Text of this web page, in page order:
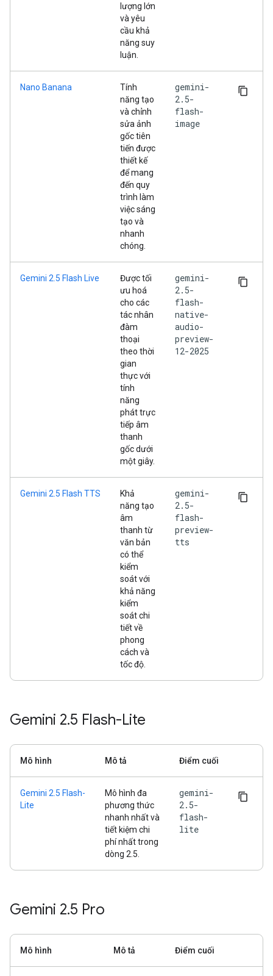
lượng lớn
và yêu
cầu khả
năng suy
luận.
Nano Banana
Tính
năng tạo
và chỉnh
sửa ảnh
gốc tiên
tiến được
thiết kế
để mang
đến quy
trình làm
việc sáng
tạo và
nhanh
chóng.
gemini-
2.5-
flash-
image
Gemini 2.5 Flash Live
Được tối
ưu hoá
cho các
tác nhân
đàm
thoại
theo thời
gian
thực với
tính
năng
phát trực
tiếp âm
thanh
gốc dưới
một giây.
gemini-
2.5-
flash-
native-
audio-
preview-
12-2025
Gemini 2.5 Flash TTS
Khả
năng tạo
âm
thanh từ
văn bản
có thể
kiểm
soát với
khả năng
kiểm
soát chi
tiết về
phong
cách và
tốc độ.
gemini-
2.5-
flash-
preview-
tts
Gemini 2.5 Flash-Lite
Mô hình Mô tả Điểm cuối
Gemini 2.5 Flash-
Lite
Mô hình đa
phương thức
nhanh nhất và
tiết kiệm chi
phí nhất trong
dòng 2.5.
gemini-
2.5-
flash-
lite
Gemini 2.5 Pro
Mô hình Mô tả Điểm cuối